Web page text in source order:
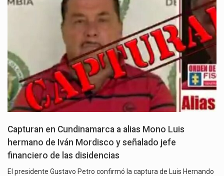
Capturan en Cundinamarca a alias Mono Luis
hermano de Iván Mordisco y señalado jefe
financiero de las disidencias
El presidente Gustavo Petro confirmó la captura de Luis Hernando